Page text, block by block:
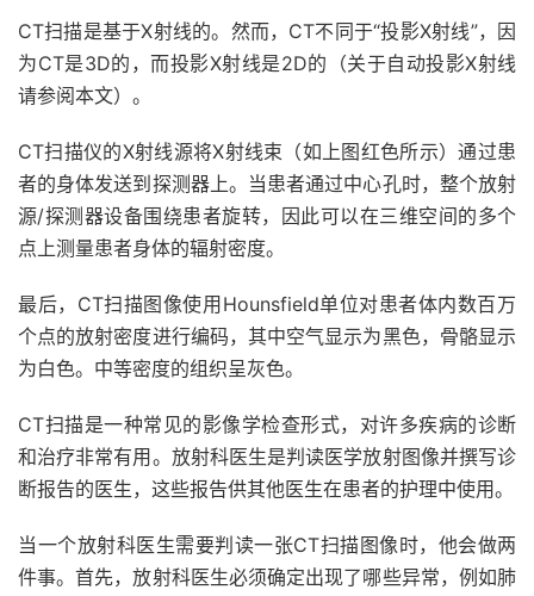
CT扫描是基于X射线的。然而，CT不同于“投影X射线”，因
为CT是3D的，而投影X射线是2D的（关于自动投影X射线
请参阅本文）。
CT扫描仪的X射线源将X射线束（如上图红色所示）通过患
者的身体发送到探测器上。当患者通过中心孔时，整个放射
源/探测器设备围绕患者旋转，因此可以在三维空间的多个
点上测量患者身体的辐射密度。
最后，CT扫描图像使用Hounsfield单位对患者体内数百万
个点的放射密度进行编码，其中空气显示为黑色，骨骼显示
为白色。中等密度的组织呈灰色。
CT扫描是一种常见的影像学检查形式，对许多疾病的诊断
和治疗非常有用。放射科医生是判读医学放射图像并撰写诊
断报告的医生，这些报告供其他医生在患者的护理中使用。
当一个放射科医生需要判读一张CT扫描图像时，他会做两
件事。首先，放射科医生必须确定出现了哪些异常，例如肺